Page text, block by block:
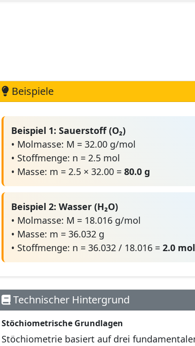
Beispiele
Beispiel 1: Sauerstoff (O₂)
• Molmasse: M = 32.00 g/mol
• Stoffmenge: n = 2.5 mol
• Masse: m = 2.5 × 32.00 = 80.0 g
Beispiel 2: Wasser (H₂O)
• Molmasse: M = 18.016 g/mol
• Masse: m = 36.032 g
• Stoffmenge: n = 36.032 / 18.016 = 2.0 mol
Technischer Hintergrund
Stöchiometrische Grundlagen
Stöchiometrie basiert auf drei